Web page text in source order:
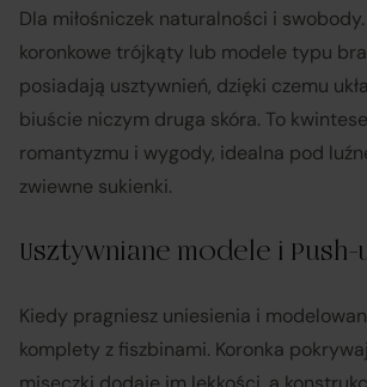
Dla miłośniczek naturalności i
koronkowe trójkąty lub modele typu
posiadają usztywnień, dzięki czemu
biuście niczym druga skóra. To
romantyzmu i wygody, idealna pod
zwiewne sukienki.
Usztywniane modele i Push-
Kiedy pragniesz uniesienia i
komplety z fiszbinami. Koronka